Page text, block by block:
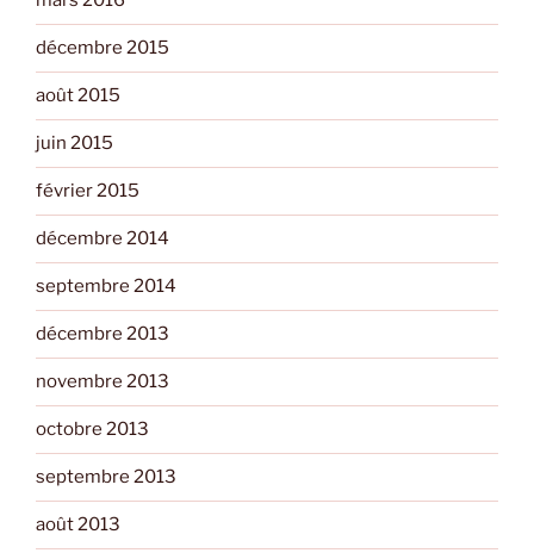
décembre 2015
août 2015
juin 2015
février 2015
décembre 2014
septembre 2014
décembre 2013
novembre 2013
octobre 2013
septembre 2013
août 2013